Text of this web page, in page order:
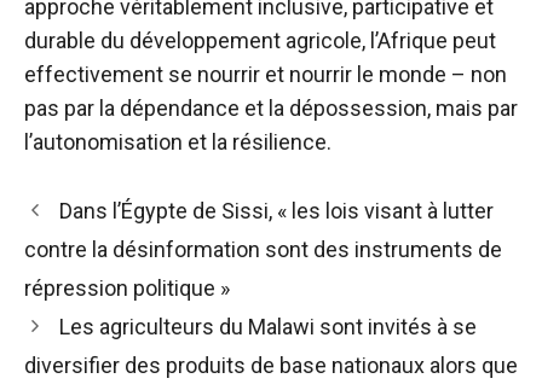
approche véritablement inclusive, participative et
durable du développement agricole, l’Afrique peut
effectivement se nourrir et nourrir le monde – non
pas par la dépendance et la dépossession, mais par
l’autonomisation et la résilience.
Navigation
des
Dans l’Égypte de Sissi, « les lois visant à lutter
contre la désinformation sont des instruments de
répression politique »
Les agriculteurs du Malawi sont invités à se
diversifier des produits de base nationaux alors que